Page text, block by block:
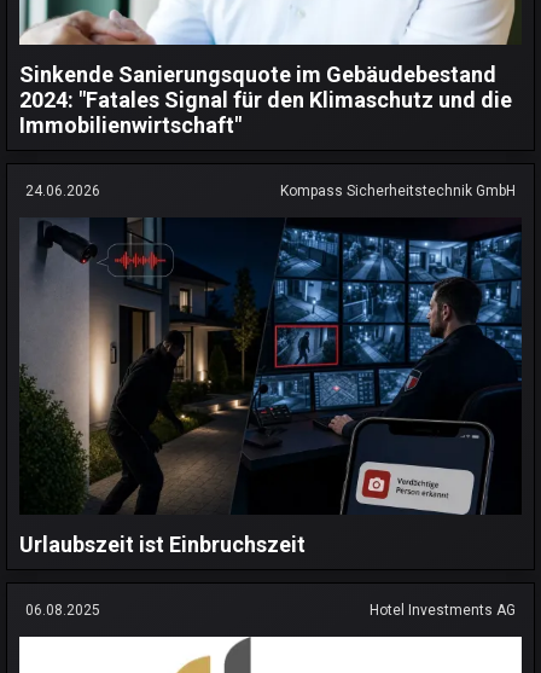
Sinkende Sanierungsquote im Gebäudebestand
2024: "Fatales Signal für den Klimaschutz und die
Immobilienwirtschaft"
24.06.2026 Kompass Sicherheitstechnik GmbH
Urlaubszeit ist Einbruchszeit
06.08.2025 Hotel Investments AG